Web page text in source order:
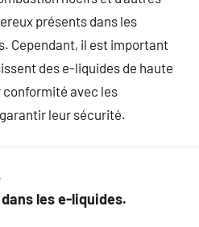
présents dans les
Cependant, il est important
des e-liquides de haute
avec les
leur sécurité.
dans les e-liquides.